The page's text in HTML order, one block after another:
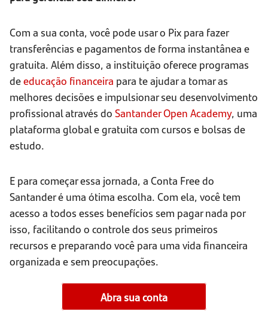
Com a sua conta, você pode usar o Pix para fazer
transferências e pagamentos de forma instantânea e
gratuita. Além disso, a instituição oferece programas
deeducação financeira para te ajudar a tomar as
melhores decisões e impulsionar seu desenvolvimento
profissional através do Santander Open Academy, uma
plataforma global e gratuita com cursos e bolsas de
estudo.
E para começar essa jornada, a Conta Free do
Santander é uma ótima escolha. Com ela, você tem
acesso a todos esses benefícios sem pagar nada por
isso, facilitando o controle dos seus primeiros
recursos e preparando você para uma vida financeira
organizada e sem preocupações.
Abra sua conta